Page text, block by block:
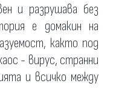
и разрушава без
е домакин на
както под
- вирус, странни
и всичко между